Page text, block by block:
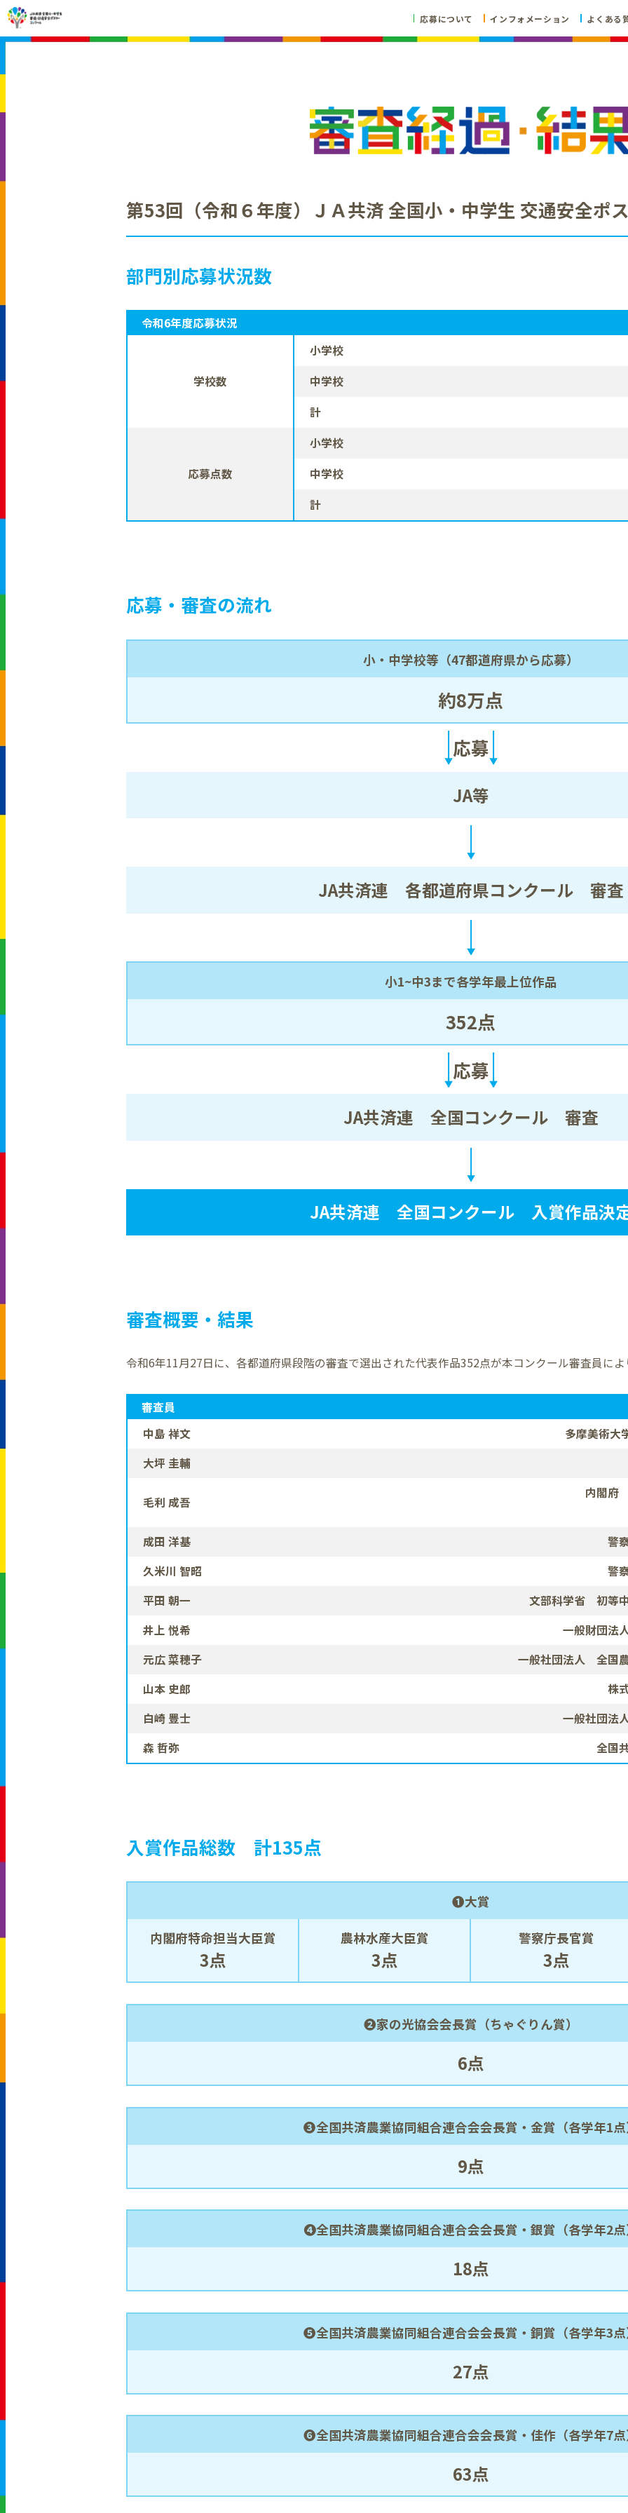
応募について インフォメーション よくある
第53回（令和６年度）ＪＡ共済 全国小・中学生 交通安全ポ
部門別応募状況数
令和6年度応募状況
学校数
小学校
中学校
計
応募点数
小学校
中学校
計
応募・審査の流れ
小・中学校等（47都道府県から応募）
約8万点
応募
JA等
JA共済連 各都道府県コンクール 審査
小1~中3まで各学年最上位作品
352点
応募
JA共済連 全国コンクール 審査
JA共済連 全国コンクール 入賞作品決
審査概要・結果
令和6年11月27日に、各都道府県段階の審査で選出された代表作品352点が本コンクール審査員に
審査員
中島 祥文
多摩美術
大坪 圭輔
毛利 成吾
内閣府
成田 洋基
警
久米川 智昭
警
平田 朝一
文部科学省 初等
井上 悦希
一般財団法
元広 菜穂子
一般社団法人
全国
山本 史郎
株
白崎 豊士
一般社団法
森 哲弥
全国
入賞作品総数 計135点
❶大賞
内閣府特命担当大臣賞
3点
農林水産大臣賞
3点
警察庁長官賞
3点
❷家の光協会会長賞（ちゃぐりん賞）
6点
❸全国共済農業協同組合連合会会長賞・ 金賞（各学年1
9点
❹全国共済農業協同組合連合会会長賞・ 銀賞（各学年2
18点
❺全国共済農業協同組合連合会会長賞・ 銅賞（各学年3
27点
❻全国共済農業協同組合連合会会長賞・ 佳作（各学年7
63点